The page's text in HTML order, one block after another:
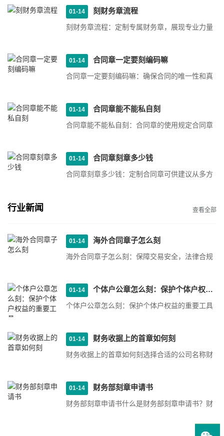
01-14 刻财务章流程
刻财务章流程：定制专属财务章，展现专业力量
01-14 合同章一定要刻编码嘛
合同章一定要刻编码嘛：确保合同的唯一性和真
01-14 合同章能不能私自刻
合同章能不能私自刻：合同章的使用规定合同章
01-14 合同章刻章多少钱
合同章刻章多少钱：定制合同章可供建议从多方
行业新闻 查看全部
01-14 海外合同章子怎么刻
海外合同章子怎么刻：保障交易安全，法律合规
01-14 个体户公章怎么刻：保护个体户权益的重要工具
个体户公章怎么刻：保护个体户权益的重要工具
01-14 财务收据上的首章如何刻
财务收据上的首章如何刻选择合适的公司名称财
01-14 财务部刻章申请书
财务部刻章申请书什么是财务部刻章申请书？财